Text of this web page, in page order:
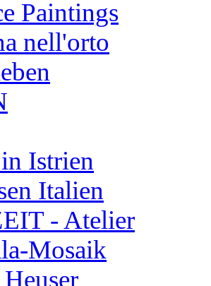
Paintings
nell'orto
Istrien
Italien
- Atelier
Mosaik